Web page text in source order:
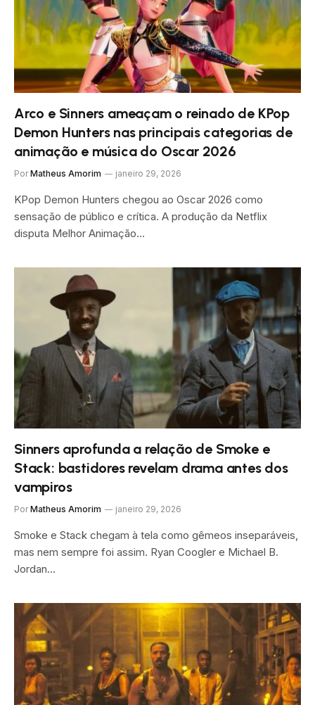
Arco e Sinners ameaçam o reinado de KPop
Demon Hunters nas principais categorias de
animação e música do Oscar 2026
Por Matheus Amorim janeiro 29, 2026
KPop Demon Hunters chegou ao Oscar 2026 como
sensação de público e crítica. A produção da Netflix
disputa Melhor Animação…
Sinners aprofunda a relação de Smoke e
Stack: bastidores revelam drama antes dos
vampiros
Por Matheus Amorim janeiro 29, 2026
Smoke e Stack chegam à tela como gêmeos inseparáveis,
mas nem sempre foi assim. Ryan Coogler e Michael B.
Jordan…